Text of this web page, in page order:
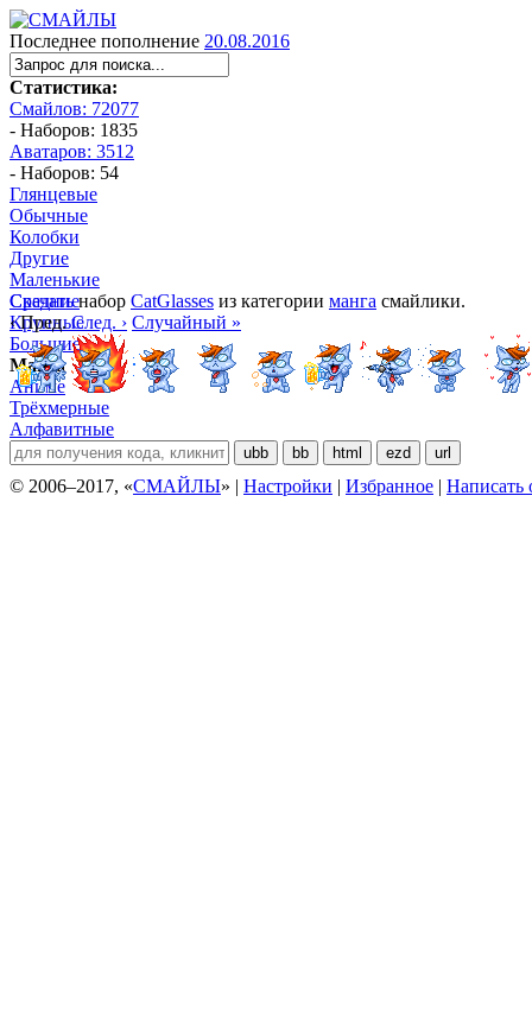
Последнее пополнение 20.08.2016
Статистика:
Смайлов: 72077
- Наборов: 1835
Аватаров: 3512
- Наборов: 54
Глянцевые
Обычные
Колобки
Другие
Маленькие
Средние
Крупные
Большие
Манга
Аниме
Трёхмерные
Алфавитные
ubb bb html ezd url
Скачатьнабор CatGlasses из категории манга смайлики.
‹ Пред. След. › Случайный »
© 2006–2017, «СМАЙЛЫ» | Настройки | Избранное | Написать